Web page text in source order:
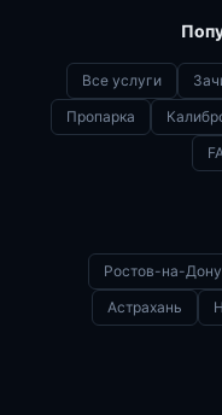
Все услуги
Пропарка
Ростов-на-Дону
Астрахань